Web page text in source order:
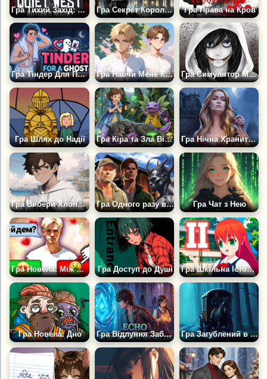
Гра Тихий Захід: Смертельна Петля Гра Секрет Королівської Школи Магії Гра Права на Кров
Гра Тіндер Для Привида Гра Навчи Мене Кохати Гра Симулятор Моторошних Побачень Від Кріпіпасти
Гра Шлях до Надії Гра Кіра та Зла Відьма Гра Нічна Хранителька
Гра Вибери Хлопця - Аніме Новелла Гра Одного разу в Штаті Монтана Гра Чат з Нею
Гра Новела: Між Двома Світами Гра Доступ до Душі Гра Шкільна Історія Кохання # 2
Гра Новела: Дно Гра Відлуння Забутих Світів Гра Загублений в Тумані